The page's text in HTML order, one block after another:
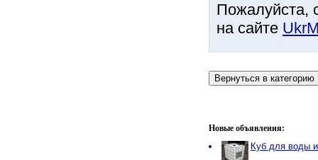
Пожалуйста,
на сайте
Новые объявления:
Куб для воды